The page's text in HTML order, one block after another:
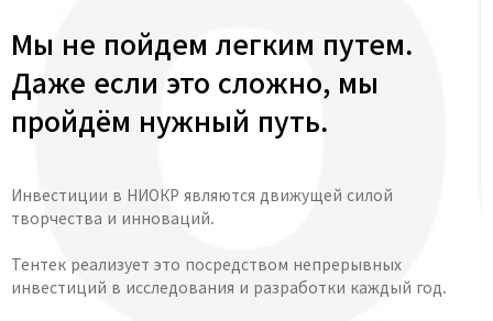
Мы не пойдем легким путем.
Даже если это сложно, мы
пройдём нужный путь.
Инвестиции в НИОКР являются движущей силой
творчества и инноваций.
Тентек реализует это посредством непрерывных
инвестиций в исследования и разработки каждый год.